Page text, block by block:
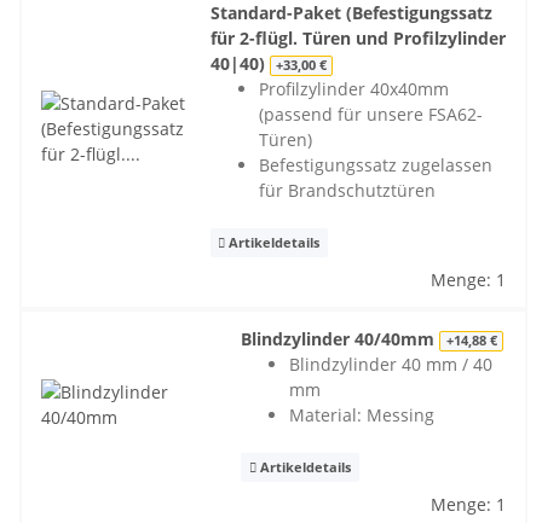
Standard-Paket (Befestigungssatz
für 2-flügl. Türen und Profilzylinder
40|40)
+33,00 €
Profilzylinder 40x40mm
(passend für unsere FSA62-
Türen)
Befestigungssatz zugelassen
für Brandschutztüren
Artikeldetails
Menge: 1
Blindzylinder 40/40mm +14,88 €
Blindzylinder 40 mm / 40
mm
Material: Messing
Artikeldetails
Menge: 1